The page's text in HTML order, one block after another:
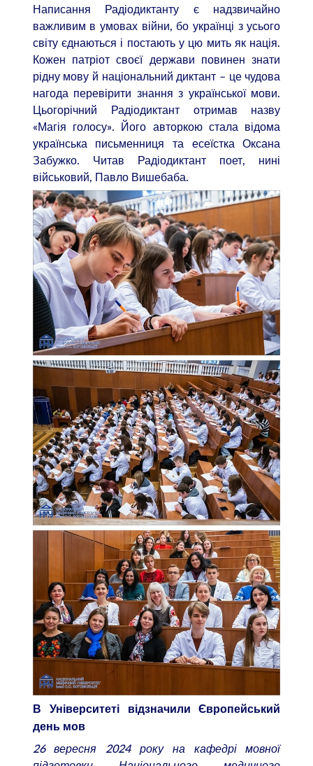
Написання Радіодиктанту є надзвичайно
важливим в умовах війни, бо українці з усього
світу єднаються і постають у цю мить як нація.
Кожен патріот своєї держави повинен знати
рідну мову й національний диктант – це чудова
нагода перевірити знання з української мови.
Цьогорічний Радіодиктант отримав назву
«Магія голосу». Його авторкою стала відома
українська письменниця та есеїстка Оксана
Забужко. Читав Радіодиктант поет, нині
військовий, Павло Вишебаба.
В Університеті відзначили Європейський
день мов
26 вересня 2024 року на кафедрі мовної